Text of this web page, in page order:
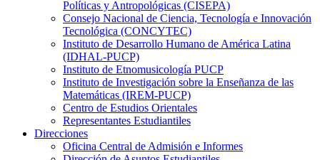
Políticas y Antropológicas (CISEPA)
Consejo Nacional de Ciencia, Tecnología e Innovación
Tecnológica (CONCYTEC)
Instituto de Desarrollo Humano de América Latina
(IDHAL-PUCP)
Instituto de Etnomusicología PUCP
Instituto de Investigación sobre la Enseñanza de las
Matemáticas (IREM-PUCP)
Centro de Estudios Orientales
Representantes Estudiantiles
Direcciones
Oficina Central de Admisión e Informes